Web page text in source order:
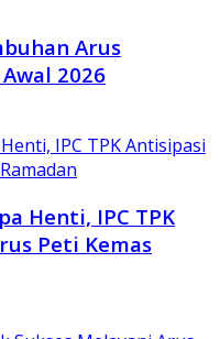
Arus
2026
Henti, IPC TPK
Peti Kemas